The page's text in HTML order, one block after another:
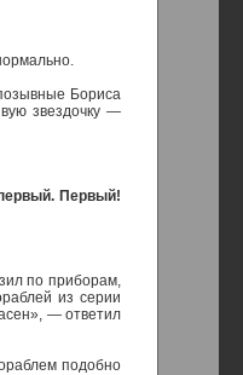
Бориса
звездочку —
Первый!
по приборам,
из серии
— ответил
подобно